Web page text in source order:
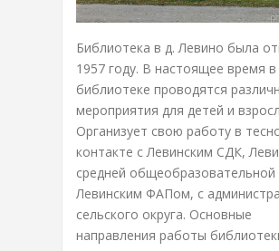
Библиотека в д. Левино была
1957 году. В настоящее время в
библиотеке проводятся
мероприятия для детей и
Организует свою работу в
контакте с Левинским СДК,
средней
Левинским ФАПом, с
сельского округа. Основные
направления работы